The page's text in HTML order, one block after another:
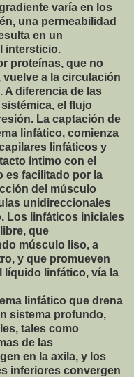
varía en los
una permeabilidad
en un
intersticio.
proteínas, que no
a la circulación
A diferencia de las
el flujo
La captación de
linfático, comienza
linfáticos y
íntimo con el
es facilitado por la
del músculo
unidireccionales
Los linfáticos iniciales
que
músculo liso, a
y que promueven
líquido linfático, vía la
linfático que drena
sistema profundo,
tales como
de las
en la axila, y los
inferiores convergen